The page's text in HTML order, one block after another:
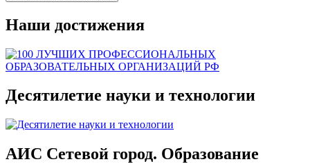
Наши достижения
Десятилетие науки и технологии
АИС Сетевой город. Образование